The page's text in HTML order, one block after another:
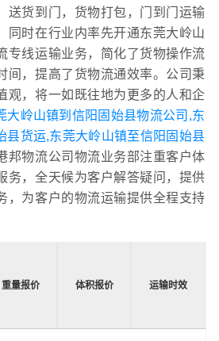
送货到门，货物打包，门到门运输
同时在行业内率先开通东莞大岭山
专线运输业务，简化了货物操作流
间，提高了货物流通效率。公司秉
观，将一如既往地为更多的人和企
大岭山镇到信阳固始县物流公司,东
县货运,东莞大岭山镇至信阳固始县
邦物流公司物流业务部注重客户体
务，全天候为客户解答疑问，提供
，为客户的物流运输提供全程支持
重量报价 体积报价 运输时效